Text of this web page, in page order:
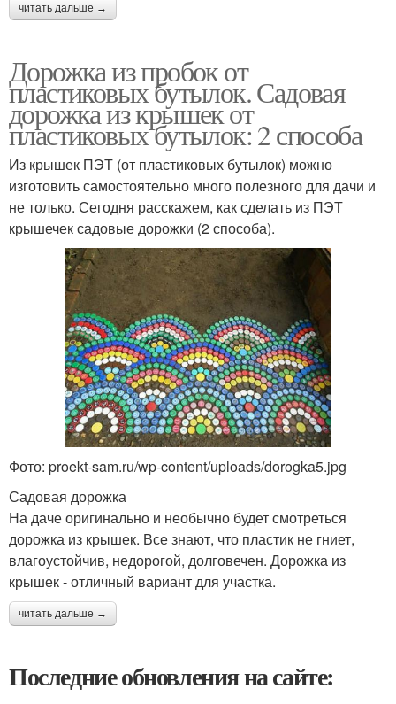
читать дальше →
Дорожка из пробок от
пластиковых бутылок. Садовая
дорожка из крышек от
пластиковых бутылок: 2 способа
Из крышек ПЭТ (от пластиковых бутылок) можно
изготовить самостоятельно много полезного для дачи и
не только. Сегодня расскажем, как сделать из ПЭТ
крышечек садовые дорожки (2 способа).
Фото: proekt-sam.ru/wp-content/uploads/dorogka5.jpg
Садовая дорожка
На даче оригинально и необычно будет смотреться
дорожка из крышек. Все знают, что пластик не гниет,
влагоустойчив, недорогой, долговечен. Дорожка из
крышек - отличный вариант для участка.
читать дальше →
Последние обновления на сайте: